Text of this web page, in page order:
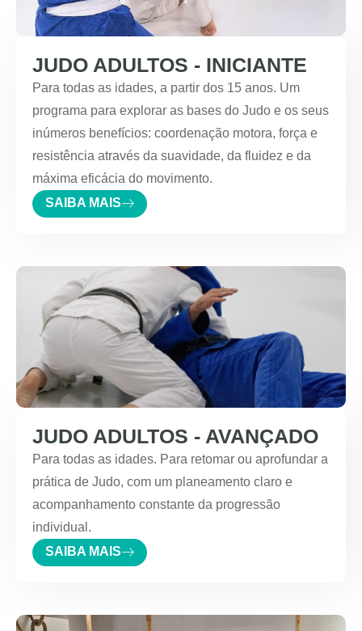
JUDO ADULTOS - INICIANTE
Para todas as idades, a partir dos 15 anos. Um
programa para explorar as bases do Judo e os seus
inúmeros benefícios: coordenação motora, força e
resistência através da suavidade, da fluidez e da
máxima eficácia do movimento.
SAIBA MAIS
JUDO ADULTOS - AVANÇADO
Para todas as idades. Para retomar ou aprofundar a
prática de Judo, com um planeamento claro e
acompanhamento constante da progressão
individual.
SAIBA MAIS